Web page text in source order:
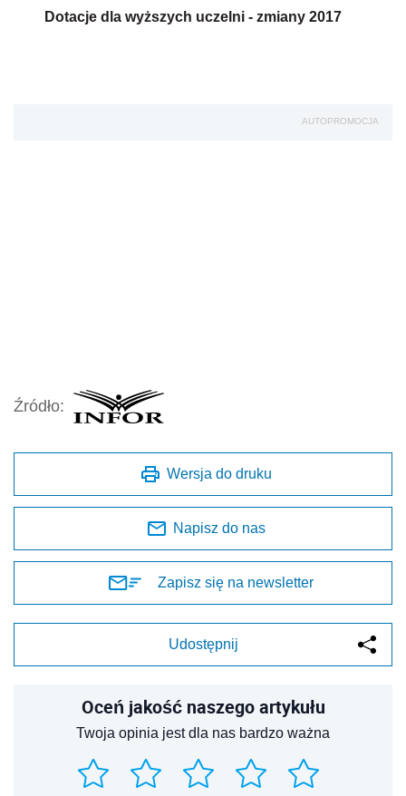
Dotacje dla wyższych uczelni - zmiany 2017
AUTOPROMOCJA
Źródło:
Wersja do druku
Napisz do nas
Zapisz się na newsletter
Udostępnij
Oceń jakość naszego artykułu
Twoja opinia jest dla nas bardzo ważna